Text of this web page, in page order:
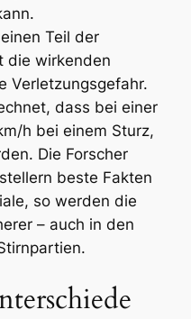
Teil der
die wirkenden
Verletzungsgefahr.
dass bei einer
h bei einem Sturz,
Die Forscher
beste Fakten
so werden die
– auch in den